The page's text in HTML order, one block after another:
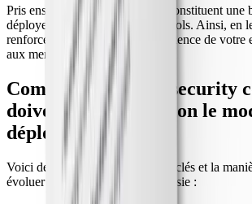
Pris ensemble, ces frameworks constituent une
déployer des cloud security controls. Ainsi, en
renforcez la conformité et la résilience de votre
aux menaces.
Comment les cloud security
doivent-ils varier selon le
déploiement ?
Voici des cloud security controls clés et la
évoluer selon l'infrastructure choisie :